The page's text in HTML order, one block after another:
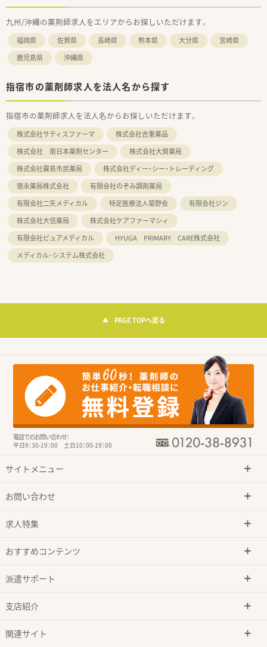
九州/沖縄の薬剤師求人をエリアからお探しいただけます。
福岡県 佐賀県 長崎県 熊本県 大分県
宮崎県
鹿児島県
沖縄県
指宿市の薬剤師求人を法人名から探す
指宿市の薬剤師求人を法人名からお探しいただけます。
株式会社サティスファーマ
株式会社吉重薬品
株式会社 南日本薬剤センター
株式会社大賀薬局
株式会社霧島市民薬局
株式会社ディー・シー・トレーディング
徳永薬局株式会社
有限会社のぞみ調剤薬局
有限会社二矢メディカル
特定医療法人菊野会
有限会社ジン
株式会社大信薬局
株式会社ケアファーマシィ
有限会社ピュアメディカル
HYUGA PRIMARY CARE株式会社
メディカル･システム株式会社
PAGE TOPへ戻る
電話でのお問い合わせ：
平日9：30-19：00 土日10：00-19：00
サイトメニュー
お問い合わせ
求人特集
おすすめコンテンツ
派遣サポート
支店紹介
関連サイト